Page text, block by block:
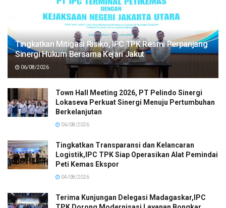
Tingkatkan Mitigasi Risiko, IPC TPK Resmi Perpanjang
Sinergi Hukum Bersama Kejari Jakut
06/08/2026
Town Hall Meeting 2026, PT Pelindo Sinergi
Lokaseva Perkuat Sinergi Menuju Pertumbuhan
Berkelanjutan
06/08/2026
Tingkatkan Transparansi dan Kelancaran
Logistik,IPC TPK Siap Operasikan Alat Pemindai
Peti Kemas Ekspor
04/08/2026
Terima Kunjungan Delegasi Madagaskar,IPC